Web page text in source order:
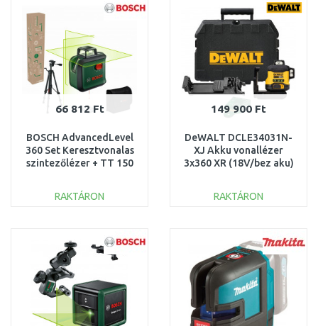
Összehasonlítás Összehasonlítás
66 812 Ft
BOSCH AdvancedLevel
360 Set Keresztvonalas
szintezőlézer + TT 150
RAKTÁRON
Összehasonlítás
149 900 Ft
DeWALT DCLE34031N-
XJ Akku vonallézer
3x360 XR (18V/bez aku)
RAKTÁRON
Összehasonlítás